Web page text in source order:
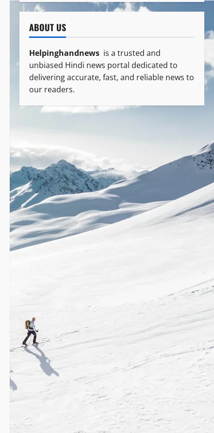
ABOUT US
Helpinghandnews is a trusted and
unbiased Hindi news portal dedicated to
delivering accurate, fast, and reliable news to
our readers.